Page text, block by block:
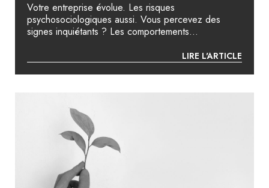
Votre entreprise évolue. Les risques
psychosociologiques aussi. Vous percevez des
signes inquiétants ? Les comportements...
LIRE L'ARTICLE